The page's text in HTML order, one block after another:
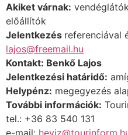
Akiket várnak: vendéglátók
előállítók
Jelentkezés referenciával
lajos@freemail.hu
Kontakt: Benkő Lajos
Jelentkezési határidő:
Helypénz: megegyezés
További információk:
tel.: +36 83 540 131
e-mail: